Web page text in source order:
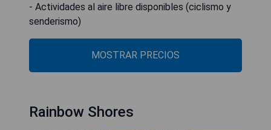
- Actividades al aire libre disponibles (ciclismo y
senderismo)
MOSTRAR PRECIOS
Rainbow Shores